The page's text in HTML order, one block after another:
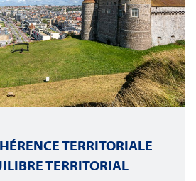
TERRITORIALE
TERRITORIAL